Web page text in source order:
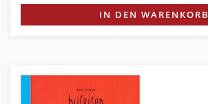
IN DEN WARENKORB